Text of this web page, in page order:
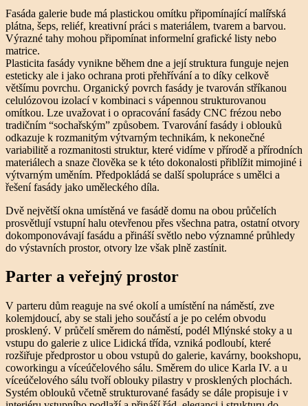
Fasáda galerie bude má plastickou omítku připomínající malířská
plátna, šeps, reliéf, kreativní práci s materiálem, tvarem a barvou.
Výrazné tahy mohou připomínat informelní grafické listy nebo
matrice.
Plasticita fasády vynikne během dne a její struktura funguje nejen
esteticky ale i jako ochrana proti přehřívání a to díky celkově
většímu povrchu. Organický povrch fasády je tvarován stříkanou
celulózovou izolací v kombinaci s vápennou strukturovanou
omítkou. Lze uvažovat i o opracování fasády CNC frézou nebo
tradičním “sochařským” způsobem. Tvarování fasády i oblouků
odkazuje k rozmanitým výtvarným technikám, k nekonečné
variabilitě a rozmanitosti struktur, které vidíme v přírodě a přírodních
materiálech a snaze člověka se k této dokonalosti přiblížit mimojiné i
výtvarným uměním. Předpokládá se další spolupráce s umělci a
řešení fasády jako uměleckého díla.
Dvě největší okna umístěná ve fasádě domu na obou průčelích
prosvětlují vstupní halu otevřenou přes všechna patra, ostatní otvory
dokomponovávají fasádu a přináší světlo nebo významné průhledy
do výstavních prostor, otvory lze však plně zastínit.
Parter a veřejný prostor
V parteru dům reaguje na své okolí a umístění na náměstí, zve
kolemjdoucí, aby se stali jeho součástí a je po celém obvodu
prosklený. V průčelí směrem do náměstí, podél Mlýnské stoky a u
vstupu do galerie z ulice Lidická třída, vzniká podloubí, které
rozšiřuje předprostor u obou vstupů do galerie, kavárny, bookshopu,
coworkingu a víceúčelového sálu. Směrem do ulice Karla IV. a u
víceúčelového sálu tvoří oblouky pilastry v prosklených plochách.
Systém oblouků včetně strukturované fasády se dále propisuje i v